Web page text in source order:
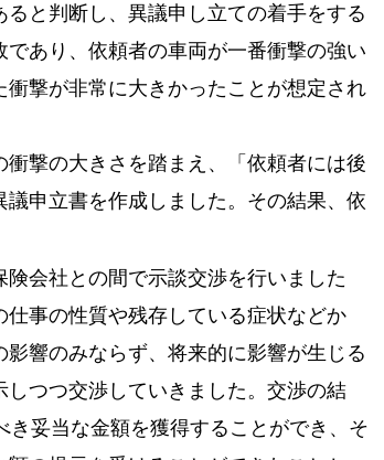
と判断し、異議申し立ての着手をする
あり、依頼者の車両が一番衝撃の強い
撃が非常に大きかったことが想定され
撃の大きさを踏まえ、「依頼者には後
申立書を作成しました。その結果、依
会社との間で示談交渉を行いました
事の性質や残存している症状などか
響のみならず、将来的に影響が生じる
つつ交渉していきました。交渉の結
妥当な金額を獲得することができ、そ